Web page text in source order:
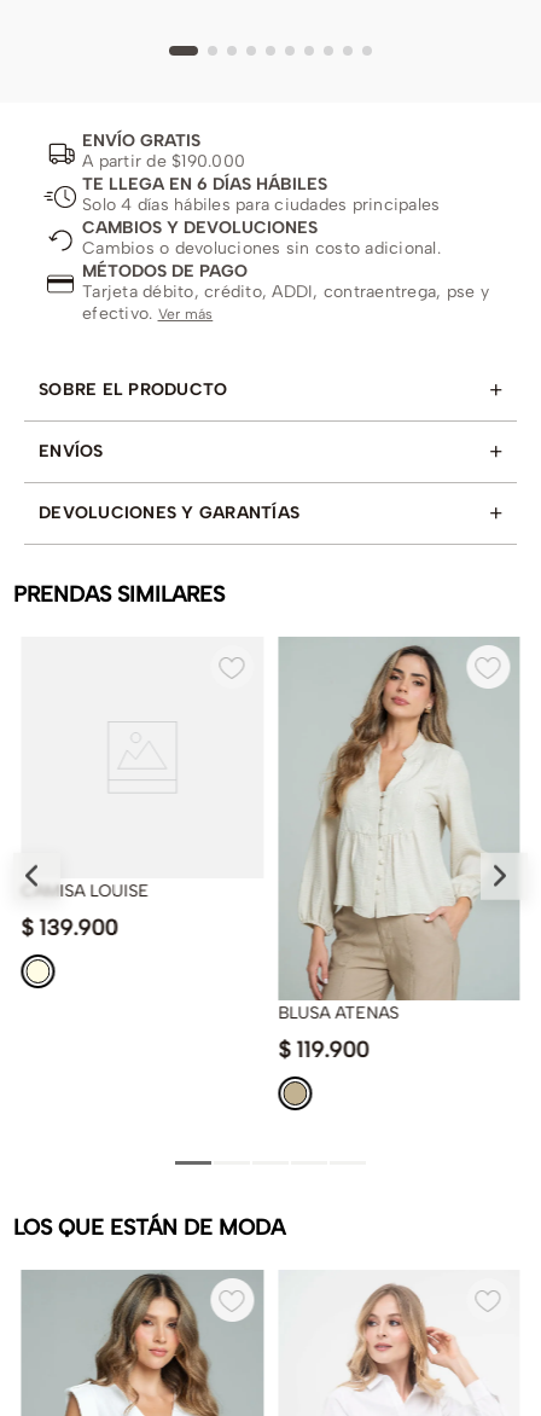
ENVÍO GRATIS
A partir de $190.000
TE LLEGA EN 6 DÍAS HÁBILES
Solo 4 días hábiles para ciudades principales
CAMBIOS Y DEVOLUCIONES
Cambios o devoluciones sin costo adicional.
MÉTODOS DE PAGO
Tarjeta débito, crédito, ADDI, contraentrega, pse y
efectivo. Ver más
SOBRE EL PRODUCTO +
ENVÍOS +
DEVOLUCIONES Y GARANTÍAS +
PRENDAS SIMILARES
CAMISA LOUISE
$ 139.900
BLUSA ATENAS
$ 119.900
LOS QUE ESTÁN DE MODA